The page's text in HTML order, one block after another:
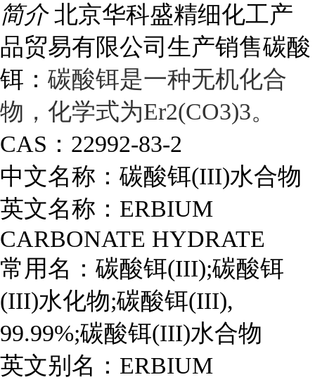
简介 北京华科盛精细化工产
品贸易有限公司生产销售碳酸
铒： 碳酸铒是一种无机化合
物，化学式为Er2(CO3)3。
CAS： 22992-83-2
中文名称： 碳酸铒(III)水合物
英文名称： ERBIUM
CARBONATE HYDRATE
常用名： 碳酸铒(III);碳酸铒
(III)水化物;碳酸铒(III),
99.99%;碳酸铒(III)水合物
英文别名： ERBIUM